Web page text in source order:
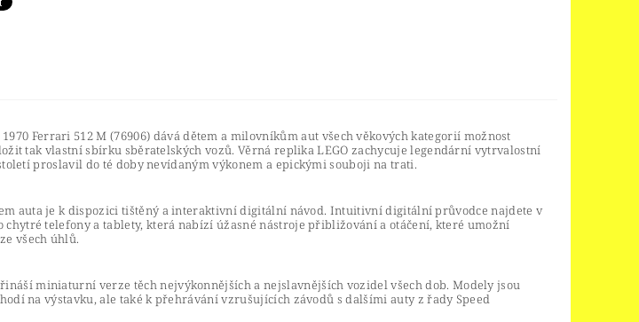
Ferrari 512 M (76906) dává dětem a milovníkům aut všech věkových kategorií možnost
tak vlastní sbírku sběratelských vozů. Věrná replika LEGO zachycuje legendární vytrvalostní
proslavil do té doby nevídaným výkonem a epickými souboji na trati.
auta je k dispozici tištěný a interaktivní digitální návod. Intuitivní digitální průvodce najdete v
chytré telefony a tablety, která nabízí úžasné nástroje přibližování a otáčení, které umožní
všech úhlů.
miniaturní verze těch nejvýkonnějších a nejslavnějších vozidel všech dob. Modely jsou
na výstavku, ale také k přehrávání vzrušujících závodů s dalšími auty z řady Speed